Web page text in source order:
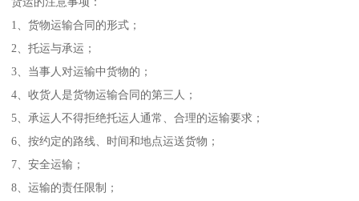
1、货物运输合同的形式；
2、托运与承运；
3、当事人对运输中货物的；
4、收货人是货物运输合同的第三人；
5、承运人不得拒绝托运人通常、合理的运输要求；
6、按约定的路线、时间和地点运送货物；
7、安全运输；
8、运输的责任限制；